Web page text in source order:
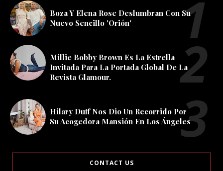
Boza Y Elena Rose Deslumbran Con Su
Nuevo Sencillo 'Orión'
Millie Bobby Brown Es La Estrella
Invitada Para La Portada Global De La
Revista Glamour.
Hilary Duff Nos Dio Un Recorrido Por
Su Acogedora Mansión En Los Ángeles
CONTACT US